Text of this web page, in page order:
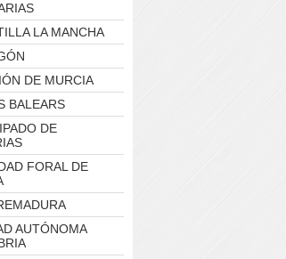
LA MANCHA
DE MURCIA
BALEARS
DE
FORAL DE
AUTÓNOMA